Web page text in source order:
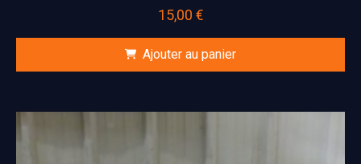
15,00 €
Ajouter au panier